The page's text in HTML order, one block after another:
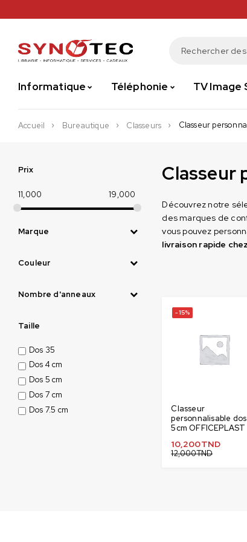
Informatique Téléphonie TV Image
Accueil Bureautique Classeurs Classeur
Prix
11,000 19,000
Marque
Couleur
Nombre d'anneaux
Taille
Dos 35
Dos 4 cm
Dos 5 cm
Dos 7 cm
Dos 7.5 cm
Classeur
Découvrez notre
des marques de
vous pouvez
livraison rapide
-15%
Classeur
personnalisable dos
5cm OFFICEPLAST
12,000TND
10,200TND